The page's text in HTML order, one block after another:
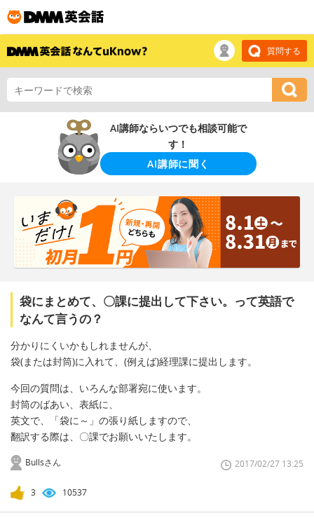
質問する
AI講師ならいつでも相談可能で
す！
AI講師に聞く
袋にまとめて、〇課に提出して下さい。って英語で
なんて言うの？
分かりにくいかもしれませんが、
袋(または封筒)に入れて、(例えば)経理課に提出します。
今回の質問は、いろんな部署宛に使います。
封筒のばあい、表紙に、
英文で、「袋に～」の張り紙しますので、
翻訳する際は、〇課でお願いいたします。
Bullsさん 2017/02/27 13:25
3 10537